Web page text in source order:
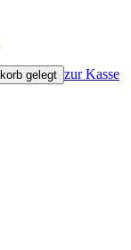
gelegt zur Kasse